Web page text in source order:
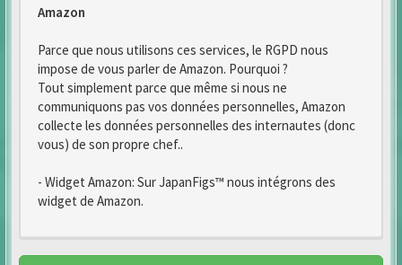
Amazon
Parce que nous utilisons ces services, le RGPD nous
impose de vous parler de Amazon. Pourquoi ?
Tout simplement parce que même si nous ne
communiquons pas vos données personnelles, Amazon
collecte les données personnelles des internautes (donc
vous) de son propre chef..
- Widget Amazon: Sur JapanFigs™ nous intégrons des
widget de Amazon.